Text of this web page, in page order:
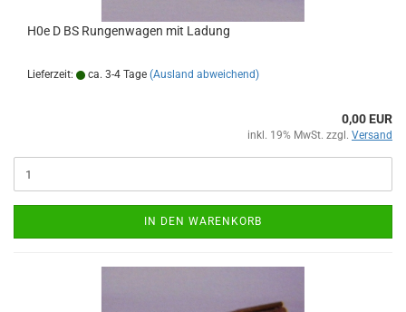
H0e D BS Rungenwagen mit Ladung
Lieferzeit: ca. 3-4 Tage (Ausland abweichend)
0,00 EUR
inkl. 19% MwSt. zzgl. Versand
IN DEN WARENKORB